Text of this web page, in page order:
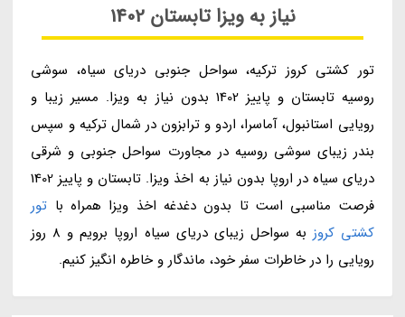
نیاز به ویزا تابستان 1402
تور کشتی کروز ترکیه، سواحل جنوبی دریای سیاه، سوشی
روسیه تابستان و پاییز 1402 بدون نیاز به ویزا. مسیر زیبا و
رویایی استانبول، آماسرا، اردو و ترابزون در شمال ترکیه و سپس
بندر زیبای سوشی روسیه در مجاورت سواحل جنوبی و شرقی
دریای سیاه در اروپا بدون نیاز به اخذ ویزا. تابستان و پاییز 1402
فرصت مناسبی است تا بدون دغدغه اخذ ویزا همراه با تور
کشتی کروز
به سواحل زیبای دریای سیاه اروپا برویم و 8 روز
رویایی را در خاطرات سفر خود، ماندگار و خاطره انگیز کنیم.